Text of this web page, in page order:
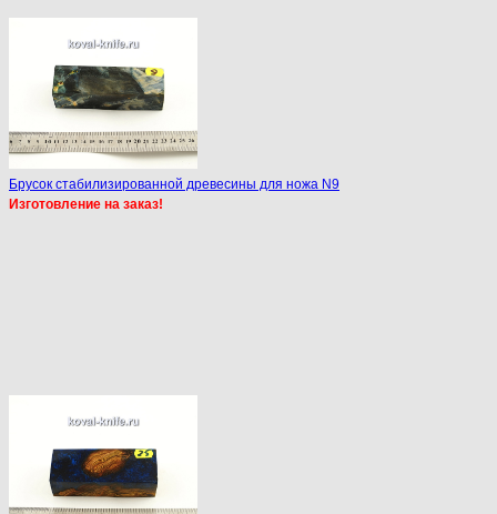
Брусок стабилизированной древесины для ножа N9
Изготовление на заказ!